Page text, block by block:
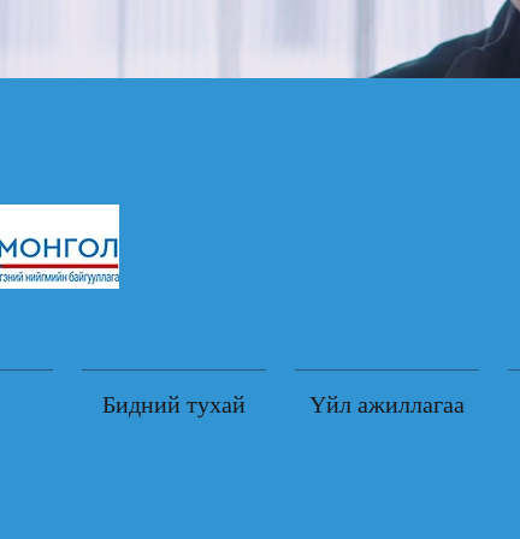
Бидний тухай Үйл ажиллагаа